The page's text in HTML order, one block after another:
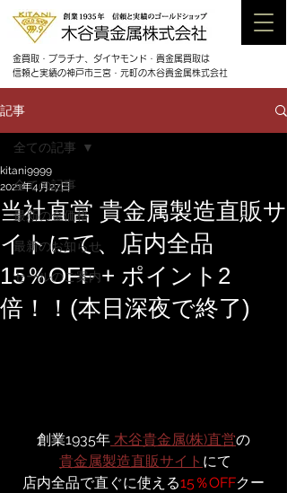
金買取・プラチナ、ダイヤモンド・貴金属買取は
信頼と実績の神戸市三宮・元町の木谷貴金属株式会社
記事
全ての記事
最新の金価格
最新のお知らせ
セールのご案内
全ての記事
当社直営 貴金属製造直販サ
イトにて、店内全品
15％OFF + ポイント2
倍！！(本日深夜で終了)
kitani9999
2021年4月27日
創業1935年 木谷貴金属(株)直営の
貴金属製造直販サイト にて
店内全品で直ぐに使える15％OFFクー